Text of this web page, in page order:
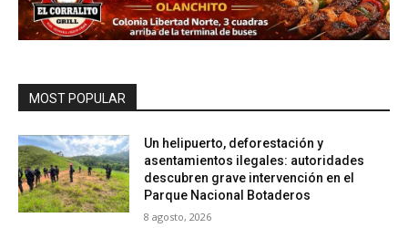
MOST POPULAR
Un helipuerto, deforestación y
asentamientos ilegales: autoridades
descubren grave intervención en el
Parque Nacional Botaderos
8 agosto, 2026